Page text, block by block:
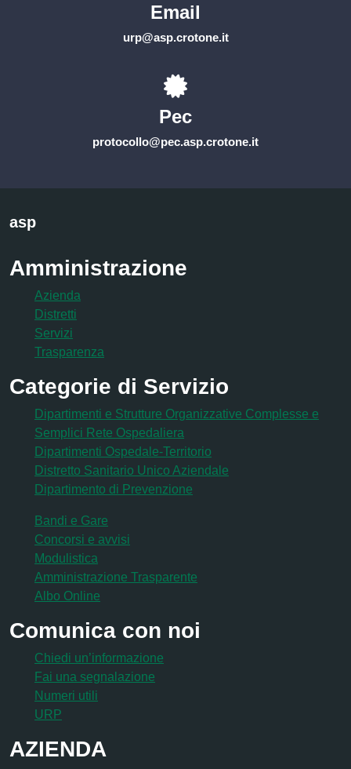
Email
urp@asp.crotone.it
Pec
protocollo@pec.asp.crotone.it
asp
Amministrazione
Azienda
Distretti
Servizi
Trasparenza
Categorie di Servizio
Dipartimenti e Strutture Organizzative Complesse e
Semplici Rete Ospedaliera
Dipartimenti Ospedale-Territorio
Distretto Sanitario Unico Aziendale
Dipartimento di Prevenzione
Bandi e Gare
Concorsi e avvisi
Modulistica
Amministrazione Trasparente
Albo Online
Comunica con noi
Chiedi un’informazione
Fai una segnalazione
Numeri utili
URP
AZIENDA